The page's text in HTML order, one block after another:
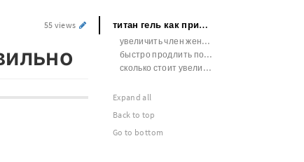
55 views титан гель как применять видео правильно
увеличить член женщины
быстро продлить половой акт
сколько стоит увеличить член в екатеринбурге
Expand all
Back to top
Go to bottom